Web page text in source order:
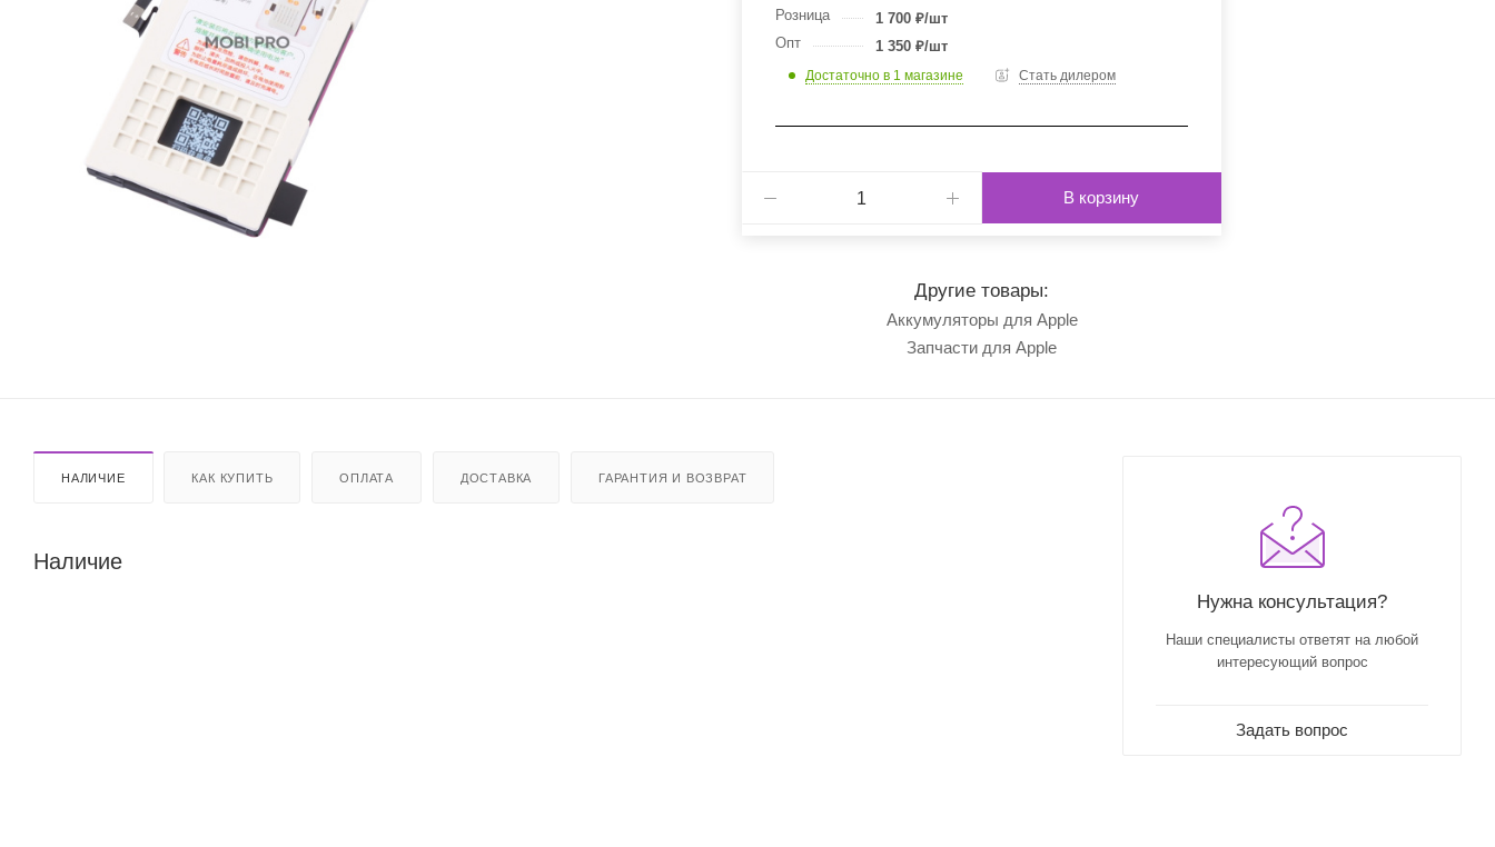
Розница 1 700 ₽/шт
Опт
1 350 ₽/шт
Достаточно в 1 магазине Стать дилером
В корзину
Другие товары:
Аккумуляторы для Apple
Запчасти для Apple
НАЛИЧИЕ КАК КУПИТЬ ОПЛАТА ДОСТАВКА ГАРАНТИЯ И ВОЗВРАТ
Наличие
Нужна консультация?
Наши специалисты ответят на любой
интересующий вопрос
Задать вопрос